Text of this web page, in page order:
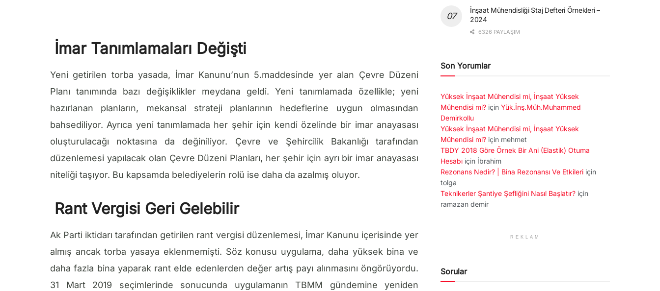
İmar Tanımlamaları Değişti
Yeni getirilen torba yasada, İmar Kanunu’nun 5.maddesinde yer alan Çevre Düzeni
Planı tanımında bazı değişiklikler meydana geldi. Yeni tanımlamada özellikle; yeni
hazırlanan planların, mekansal strateji planlarının hedeflerine uygun olmasından
bahsediliyor. Ayrıca yeni tanımlamada her şehir için kendi özelinde bir imar anayasası
oluşturulacağı noktasına da değiniliyor. Çevre ve Şehircilik Bakanlığı tarafından
düzenlemesi yapılacak olan Çevre Düzeni Planları, her şehir için ayrı bir imar anayasası
niteliği taşıyor. Bu kapsamda belediyelerin rolü ise daha da azalmış oluyor.
Rant Vergisi Geri Gelebilir
Ak Parti iktidarı tarafından getirilen rant vergisi düzenlemesi, İmar Kanunu içerisinde yer
almış ancak torba yasaya eklenmemişti. Söz konusu uygulama, daha yüksek bina ve
daha fazla bina yaparak rant elde edenlerden değer artış payı alınmasını öngörüyordu.
31 Mart 2019 seçimlerinde sonucunda uygulamanın TBMM gündemine yeniden
İnşaat Mühendisliği Staj Defteri Örnekleri –
2024
6326 PAYLAŞIM
Son Yorumlar
Yüksek İnşaat Mühendisi mi, İnşaat Yüksek
Mühendisi mi? için Yük.İnş.Müh.Muhammed
Demirkollu
Yüksek İnşaat Mühendisi mi, İnşaat Yüksek
Mühendisi mi? için mehmet
TBDY 2018 Göre Örnek Bir Ani (Elastik) Otuma
Hesabı için İbrahim
Rezonans Nedir? | Bina Rezonansı Ve Etkileri için
tolga
Teknikerler Şantiye Şefliğini Nasıl Başlatır? için
ramazan demir
REKLAM
Sorular